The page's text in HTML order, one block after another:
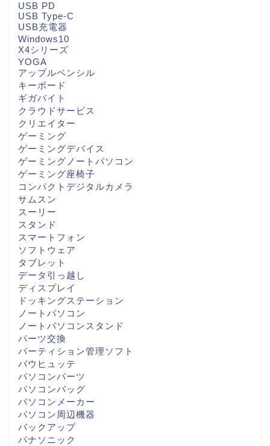
USB PD
USB Type-C
USB充電器
Windows10
X4シリーズ
YOGA
アップルペンシル
キーボード
ギガバイト
クラウドサービス
クリエイター
ゲーミング
ゲーミングデバイス
ゲーミングノートパソコン
ゲーミング座椅子
コンパクトデジタルカメラ
サムスン
スーリー
スタンド
スマートフォン
ソフトウェア
タブレット
データ引っ越し
ディスプレイ
ドッキングステーション
ノートパソコン
ノートパソコンスタンド
パーツ交換
パーティション管理ソフト
バウヒュッテ
パソコンパーツ
パソコンバッグ
パソコンメーカー
パソコン周辺機器
バックアップ
パナソニック